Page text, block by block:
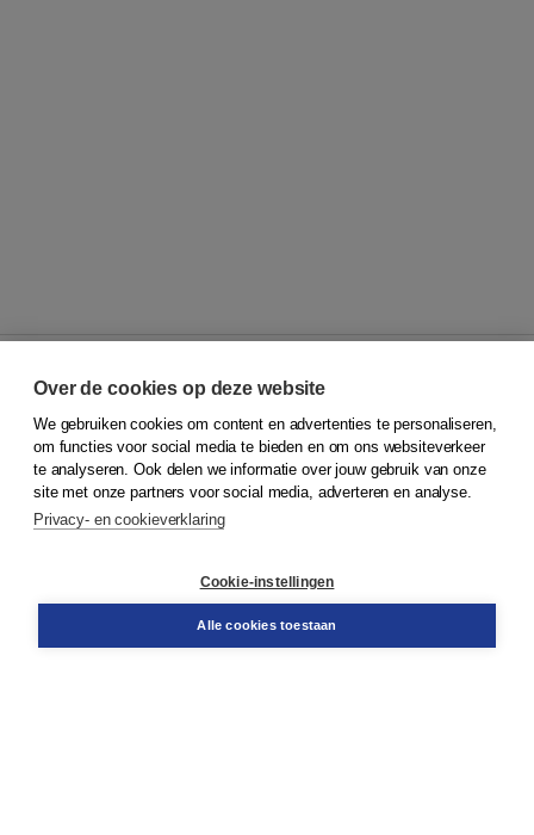
© 2026Koninklijke Boom uitgevers
Klantenservice
Service & informatie
Contact
Over de cookies op deze website
We gebruiken cookies om content en advertenties te personaliseren,
om functies voor social media te bieden en om ons websiteverkeer
te analyseren. Ook delen we informatie over jouw gebruik van onze
site met onze partners voor social media, adverteren en analyse.
Privacy- en cookieverklaring
Cookie-instellingen
Alle cookies toestaan